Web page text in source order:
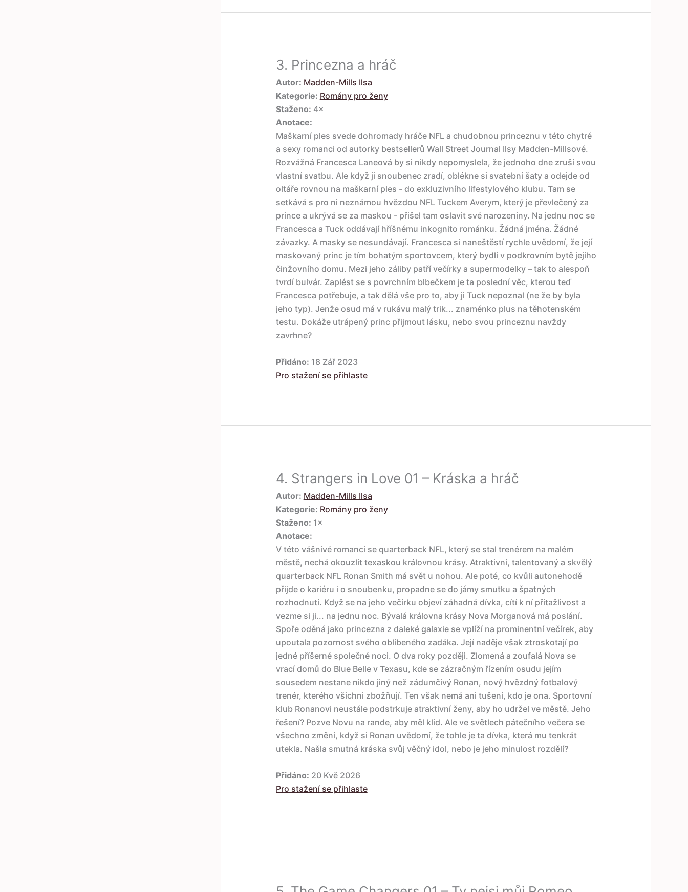
3. Princezna a hráč
Autor: Madden-Mills Ilsa
Kategorie: Romány pro ženy
Staženo: 4×
Anotace:
Maškarní ples svede dohromady hráče NFL a chudobnou princeznu v této chytré
a sexy romanci od autorky bestsellerů Wall Street Journal Ilsy Madden-Millsové.
Rozvážná Francesca Laneová by si nikdy nepomyslela, že jednoho dne zruší svou
vlastní svatbu. Ale když ji snoubenec zradí, oblékne si svatební šaty a odejde od
oltáře rovnou na maškarní ples - do exkluzivního lifestylového klubu. Tam se
setkává s pro ni neznámou hvězdou NFL Tuckem Averym, který je převlečený za
prince a ukrývá se za maskou - přišel tam oslavit své narozeniny. Na jednu noc se
Francesca a Tuck oddávají hříšnému inkognito románku. Žádná jména. Žádné
závazky. A masky se nesundávají. Francesca si naneštěstí rychle uvědomí, že její
maskovaný princ je tím bohatým sportovcem, který bydlí v podkrovním bytě jejího
činžovního domu. Mezi jeho záliby patří večírky a supermodelky – tak to alespoň
tvrdí bulvár. Zaplést se s povrchním blbečkem je ta poslední věc, kterou teď
Francesca potřebuje, a tak dělá vše pro to, aby ji Tuck nepoznal (ne že by byla
jeho typ). Jenže osud má v rukávu malý trik... znaménko plus na těhotenském
testu. Dokáže utrápený princ přijmout lásku, nebo svou princeznu navždy
zavrhne?
Přidáno: 18 Zář 2023
Pro stažení se přihlaste
4. Strangers in Love 01 – Kráska a hráč
Autor: Madden-Mills Ilsa
Kategorie: Romány pro ženy
Staženo: 1×
Anotace:
V této vášnivé romanci se quarterback NFL, který se stal trenérem na malém
městě, nechá okouzlit texaskou královnou krásy. Atraktivní, talentovaný a skvělý
quarterback NFL Ronan Smith má svět u nohou. Ale poté, co kvůli autonehodě
přijde o kariéru i o snoubenku, propadne se do jámy smutku a špatných
rozhodnutí. Když se na jeho večírku objeví záhadná dívka, cítí k ní přitažlivost a
vezme si ji... na jednu noc. Bývalá královna krásy Nova Morganová má poslání.
Spoře oděná jako princezna z daleké galaxie se vplíží na prominentní večírek, aby
upoutala pozornost svého oblíbeného zadáka. Její naděje však ztroskotají po
jedné příšerné společné noci. O dva roky později. Zlomená a zoufalá Nova se
vrací domů do Blue Belle v Texasu, kde se zázračným řízením osudu jejím
sousedem nestane nikdo jiný než zádumčivý Ronan, nový hvězdný fotbalový
trenér, kterého všichni zbožňují. Ten však nemá ani tušení, kdo je ona. Sportovní
klub Ronanovi neustále podstrkuje atraktivní ženy, aby ho udržel ve městě. Jeho
řešení? Pozve Novu na rande, aby měl klid. Ale ve světlech pátečního večera se
všechno změní, když si Ronan uvědomí, že tohle je ta dívka, která mu tenkrát
utekla. Našla smutná kráska svůj věčný idol, nebo je jeho minulost rozdělí?
Přidáno: 20 Kvě 2026
Pro stažení se přihlaste